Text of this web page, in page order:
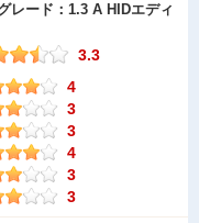
き取りは簡単です。近く
金は軽自動車と同じで助
による酸化も見られな
が大きな不満はありま
るのか、走行中ラインを
レード：1.3 A HIDエディ
3.3
4
3
3
4
3
3